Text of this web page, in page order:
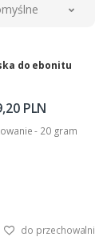
do ebonitu
PLN
- 20 gram
do przechowalni